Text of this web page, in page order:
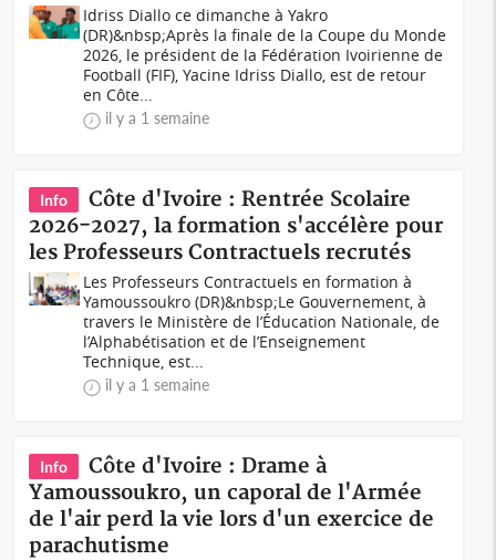
Idriss Diallo ce dimanche à Yakro
(DR)&nbsp;Après la finale de la Coupe du Monde
2026, le président de la Fédération Ivoirienne de
Football (FIF), Yacine Idriss Diallo, est de retour
en Côte...
il y a 1 semaine
Info
Côte d'Ivoire : Rentrée Scolaire
2026-2027, la formation s'accélère pour
les Professeurs Contractuels recrutés
Les Professeurs Contractuels en formation à
Yamoussoukro (DR)&nbsp;Le Gouvernement, à
travers le Ministère de l’Éducation Nationale, de
l’Alphabétisation et de l’Enseignement
Technique, est...
il y a 1 semaine
Info
Côte d'Ivoire : Drame à
Yamoussoukro, un caporal de l'Armée
de l'air perd la vie lors d'un exercice de
parachutisme